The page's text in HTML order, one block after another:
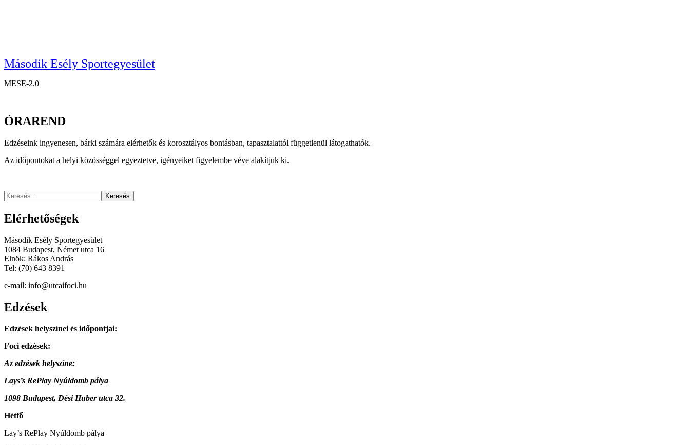
Második Esély Sportegyesület
MESE-2.0
ÓRAREND
Edzéseink ingyenesen, bárki számára elérhetők és korosztályos bontásban, tapasztalattól függetlenül látogathatók.
Az időpontokat a helyi közösséggel egyeztetve, igényeiket figyelembe véve alakítjuk ki.
Keresés:
Elérhetőségek
Második Esély Sportegyesület
1084 Budapest, Német utca 16
Elnök: Rákos András
Tel: (70) 643 8391
e-mail: info@utcaifoci.hu
Edzések
Edzések helyszínei és időpontjai:
Foci edzések:
Az edzések helyszíne:
Lays’s RePlay Nyúldomb pálya
1098 Budapest, Dési Huber utca 32.
Hétfő
Lay’s RePlay Nyúldomb pálya